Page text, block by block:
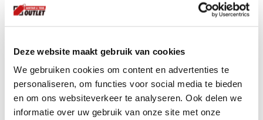
Deze website maakt gebruik van cookies
We gebruiken cookies om content en advertenties te
personaliseren, om functies voor social media te bieden
en om ons websiteverkeer te analyseren. Ook delen we
informatie over uw gebruik van onze site met onze